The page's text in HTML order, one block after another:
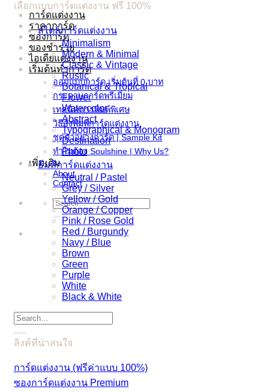
การ์ดแต่งงาน
ราคาการ์ด
ซองการ์ด
ของชำร่วย
ไอเดียแต่งงาน
เริ่มต้นทำการ์ด
ออกแบบการ์ด เริ่มต้นที่ 0 บาท
กระดาษการ์ดพรีเมี่ยม
เทคนิคการพิมพ์พิเศษ
วิธีสั่งพิมพ์การ์ดแต่งงาน
ชุดตัวอย่างการ์ด | Sample Kit
ทำไมต้อง Soulshine | Why Us?
เพิ่มเติม
About
Contact
Search
for:
เลือกแบบการ์ดแต่งงาน ฟรี 100%
สไตล์การ์ดแต่งงาน
Minimalism
Modern & Minimal
Classic & Vintage
Rustic
Botanical & Tropical
Flower
Watercolor
Abstract
Typographical & Monogram
Destination
Photo
ธีมสีการ์ดแต่งงาน
Neutral / Pastel
Grey / Silver
Yellow / Gold
Orange / Copper
Pink / Rose Gold
Red / Burgundy
Navy / Blue
Brown
Green
Purple
White
Black & White
Search
for:
ลิงค์ที่น่าสนใจ
การ์ดแต่งงาน (ฟรีค่าแบบ 100%)
ซองการ์ดแต่งงาน Premium